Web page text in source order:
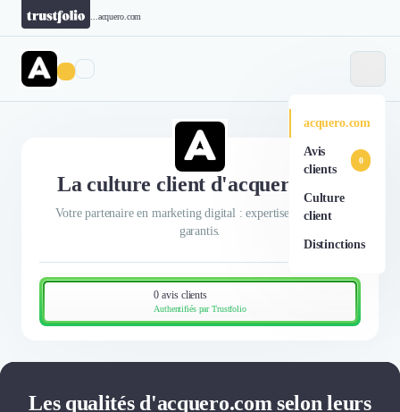
acquero.com
acquero.com
Avis
clients
0
Culture
client
Distinctions
La culture client d'acquero.com
Votre partenaire en marketing digital : expertise et résultats
garantis.
0 avis clients
Authentifiés par Trustfolio
Les qualités d'acquero.com selon leurs